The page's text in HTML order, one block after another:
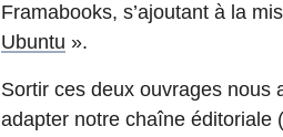
Framabooks, s’ajoutant à la
Ubuntu ».
Sortir ces deux ouvrages nous
adapter notre chaîne éditoriale